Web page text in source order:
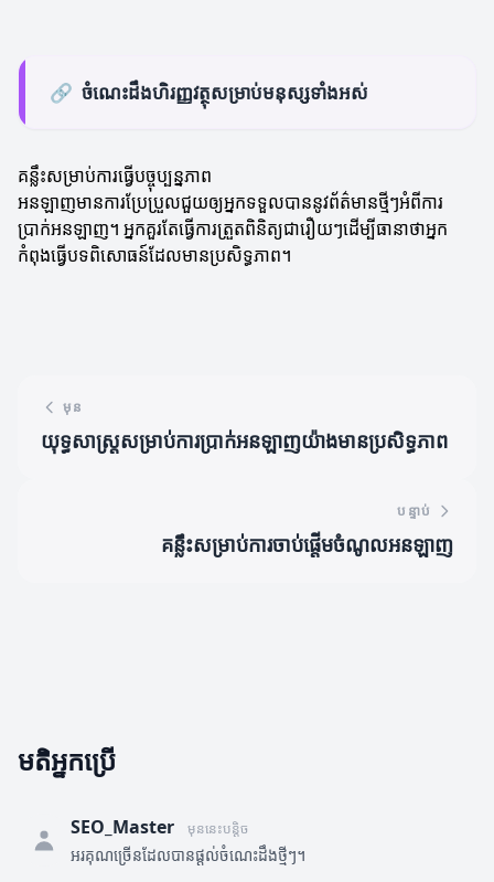
🔗 ចំណេះដឹងហិរញ្ញវត្ថុសម្រាប់មនុស្សទាំងអស់
គន្លឹះសម្រាប់ការធ្វើបច្ចុប្បន្នភាព
អនឡាញមានការប្រែប្រួលជួយឲ្យអ្នកទទួលបាននូវព័ត៌មានថ្មីៗអំពីការ
ប្រាក់អនឡាញ។ អ្នកគួរតែធ្វើការត្រួតពិនិត្យជារឿយៗដើម្បីធានាថាអ្នក
កំពុងធ្វើបទពិសោធន៍ដែលមានប្រសិទ្ធភាព។
មុន
យុទ្ធសាស្ត្រសម្រាប់ការប្រាក់អនឡាញយ៉ាងមានប្រសិទ្ធភាព
បន្ទាប់
គន្លឹះសម្រាប់ការចាប់ផ្តើមចំណូលអនឡាញ
មតិអ្នកប្រើ
SEO_Master មុននេះបន្តិច
អរគុណច្រើនដែលបានផ្តល់ចំណេះដឹងថ្មីៗ។